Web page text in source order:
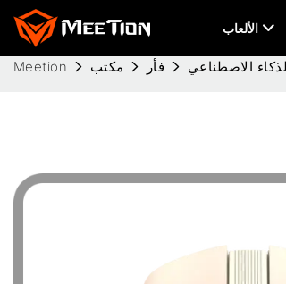
الألعاب
Meetion مكتب فأر الاصطناعي